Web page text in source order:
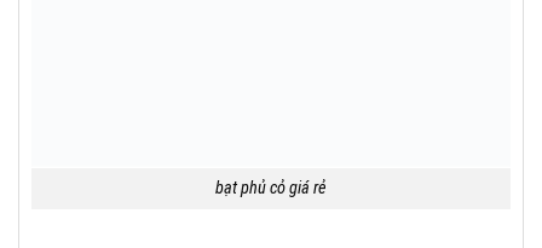
bạt phủ cỏ giá rẻ